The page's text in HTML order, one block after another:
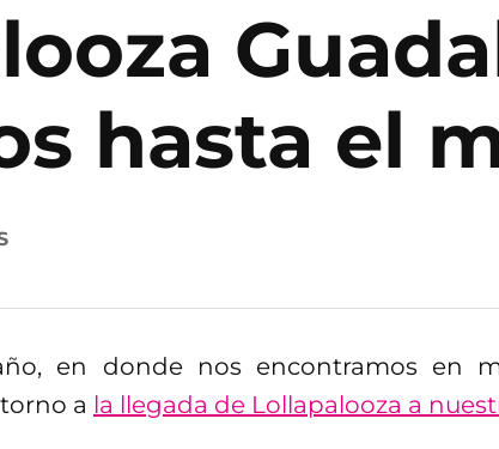
hasta el
en donde nos encontramos en
a la llegada de Lollapalooza a